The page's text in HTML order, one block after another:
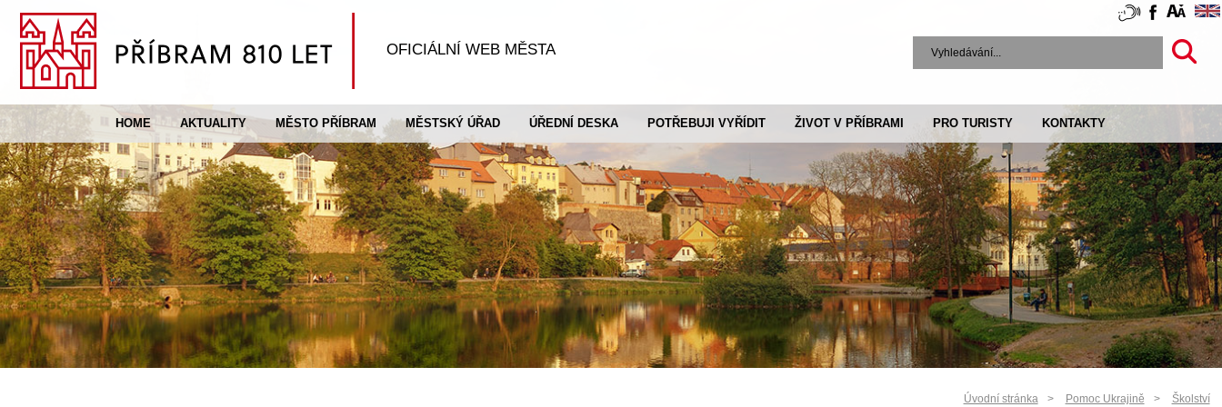
OFICIÁLNÍ WEB MĚSTA
HOME AKTUALITY MĚSTO PŘÍBRAM MĚSTSKÝ ÚŘAD ÚŘEDNÍ DESKA POTŘEBUJI VYŘÍDIT ŽIVOT V PŘÍBRAMI PRO TURISTY KONTAKTY
Úvodní stránka Pomoc Ukrajině Školství